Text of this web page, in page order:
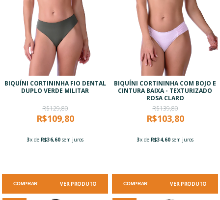
BIQUÍNI CORTININHA FIO DENTAL
DUPLO VERDE MILITAR
R$129,80
R$109,80
3x de R$36,60sem juros
COMPRAR VER PRODUTO
BIQUÍNI CORTININHA COM BOJO E
CINTURA BAIXA - TEXTURIZADO
ROSA CLARO
R$139,80
R$103,80
3x de R$34,60sem juros
COMPRAR VER PRODUTO